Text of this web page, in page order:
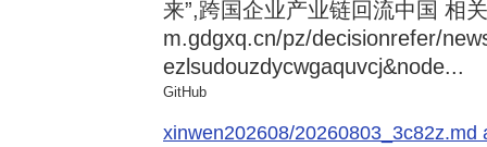
来”,跨国企业产业链回流中国 相
m.gdgxq.cn/pz/decisionrefer/
ezlsudouzdycwgaquvcj&node...
GitHub
xinwen202608/20260803_3c82z.md